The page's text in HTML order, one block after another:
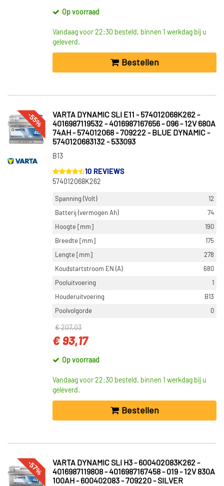
Op voorraad
Vandaag voor 22:30 besteld, binnen 1 werkdag bij u
geleverd.
Bestellen
-55%
VARTA DYNAMIC SLI E11 - 574012068K262 -
4016987119532 - 4016987167656 - 096 - 12V 680A
74AH - 574012068 - 709222 - BLUE DYNAMIC -
5740120683132 - 533093
B13
10 REVIEWS
574012068K262
Spanning (Volt)
12
Batterij (vermogen Ah)
74
Hoogte [mm]
190
Breedte [mm]
175
Lengte [mm]
278
Koudstartstroom EN (A)
680
Pooluitvoering
1
Houderuitvoering
B13
Poolvolgorde
0
€ 207,03
€ 93,17
Op voorraad
Vandaag voor 22:30 besteld, binnen 1 werkdag bij u
geleverd.
Bestellen
-57%
VARTA DYNAMIC SLI H3 - 600402083K262 -
4016987119808 - 4016987167458 - 019 - 12V 830A
100AH - 600402083 - 709220 - SILVER